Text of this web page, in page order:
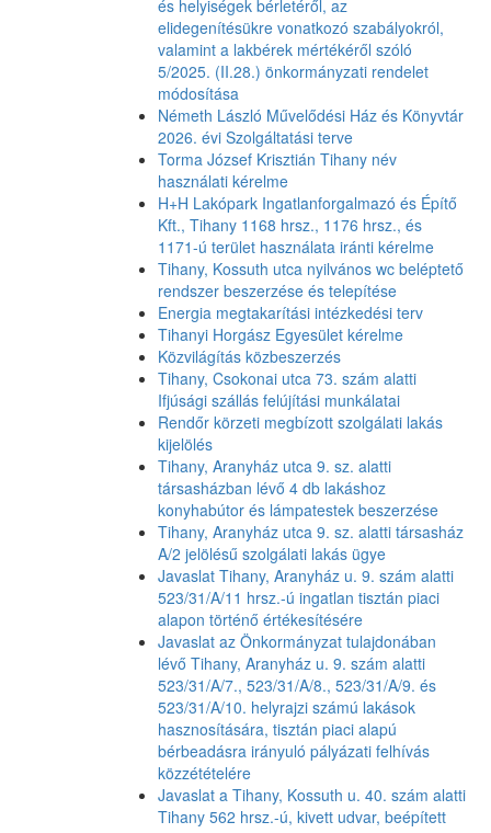
és helyiségek bérletéről, az
elidegenítésükre vonatkozó szabályokról,
valamint a lakbérek mértékéről szóló
5/2025. (II.28.) önkormányzati rendelet
módosítása
Németh László Művelődési Ház és Könyvtár
2026. évi Szolgáltatási terve
Torma József Krisztián Tihany név
használati kérelme
H+H Lakópark Ingatlanforgalmazó és Építő
Kft., Tihany 1168 hrsz., 1176 hrsz., és
1171-ú terület használata iránti kérelme
Tihany, Kossuth utca nyilvános wc beléptető
rendszer beszerzése és telepítése
Energia megtakarítási intézkedési terv
Tihanyi Horgász Egyesület kérelme
Közvilágítás közbeszerzés
Tihany, Csokonai utca 73. szám alatti
Ifjúsági szállás felújítási munkálatai
Rendőr körzeti megbízott szolgálati lakás
kijelölés
Tihany, Aranyház utca 9. sz. alatti
társasházban lévő 4 db lakáshoz
konyhabútor és lámpatestek beszerzése
Tihany, Aranyház utca 9. sz. alatti társasház
A/2 jelölésű szolgálati lakás ügye
Javaslat Tihany, Aranyház u. 9. szám alatti
523/31/A/11 hrsz.-ú ingatlan tisztán piaci
alapon történő értékesítésére
Javaslat az Önkormányzat tulajdonában
lévő Tihany, Aranyház u. 9. szám alatti
523/31/A/7., 523/31/A/8., 523/31/A/9. és
523/31/A/10. helyrajzi számú lakások
hasznosítására, tisztán piaci alapú
bérbeadásra irányuló pályázati felhívás
közzétételére
Javaslat a Tihany, Kossuth u. 40. szám alatti
Tihany 562 hrsz.-ú, kivett udvar, beépített